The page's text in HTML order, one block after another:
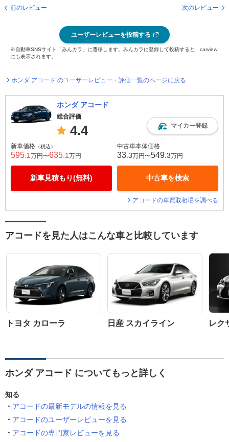
前のレビュー 次のレビュー
ユーザーレビューを投稿する
※自動車SNSサイト「みんカラ」に遷移します。みんカラに登録して投稿すると、carview!
にも表示されます。
ホンダ アコード のユーザーレビュー・評価一覧のページに戻る
ホンダ アコード
総合評価
4.4 マイカー登録
新車価格 （税込）
595 .1 万円〜635 .1 万円
新車見積もり(無料)
中古車本体価格
33 .3万円〜549 .3万円
中古車を検索
アコードの車買取相場を調べる
アコードを見た人はこんな車と比較しています
トヨタ カローラ 日産 スカイライン レク
ホンダ アコード についてもっと詳しく
知る
アコードの最新モデルの情報を見る
アコードのユーザーレビューを見る
アコードの専門家レビューを見る